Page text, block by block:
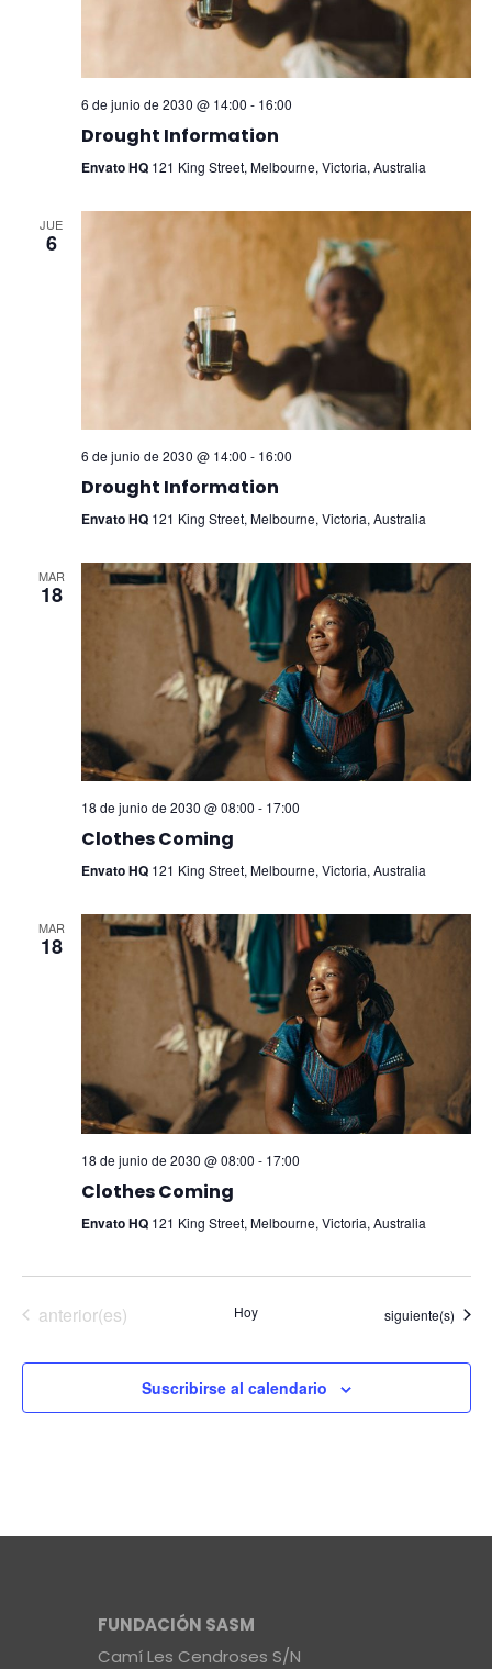
6 de junio de 2030 @ 14:00 - 16:00
Drought Information
Envato HQ 121 King Street, Melbourne, Victoria, Australia
JUE
6
6 de junio de 2030 @ 14:00 - 16:00
Drought Information
Envato HQ 121 King Street, Melbourne, Victoria, Australia
MAR
18
18 de junio de 2030 @ 08:00 - 17:00
Clothes Coming
Envato HQ 121 King Street, Melbourne, Victoria, Australia
MAR
18
18 de junio de 2030 @ 08:00 - 17:00
Clothes Coming
Envato HQ 121 King Street, Melbourne, Victoria, Australia
Eventos
anterior(es) Hoy Eventos
siguiente(s)
Suscribirse al calendario
FUNDACIÓN SASM
Camí Les Cendroses S/N